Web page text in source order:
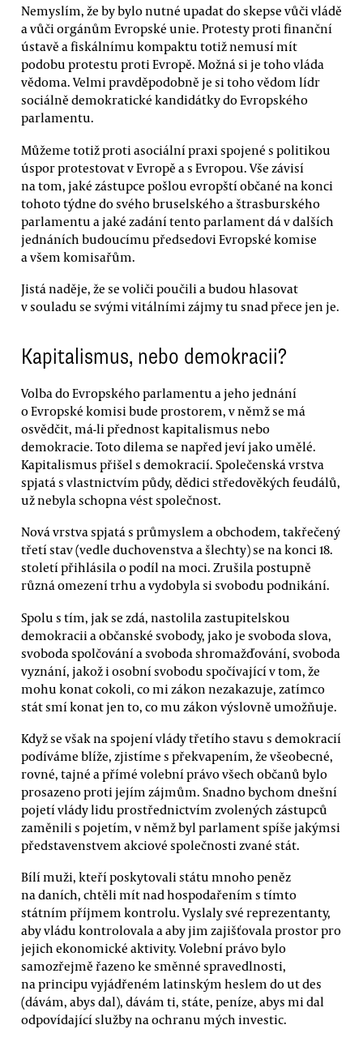
Nemyslím, že by bylo nutné upadat do skepse vůči vládě
a vůči orgánům Evropské unie. Protesty proti finanční
ústavě a fiskálnímu kompaktu totiž nemusí mít
podobu protestu proti Evropě. Možná si je toho vláda
vědoma. Velmi pravděpodobně je si toho vědom lídr
sociálně demokratické kandidátky do Evropského
parlamentu.
Můžeme totiž proti asociální praxi spojené s politikou
úspor protestovat v Evropě a s Evropou. Vše závisí
na tom, jaké zástupce pošlou evropští občané na konci
tohoto týdne do svého bruselského a štrasburského
parlamentu a jaké zadání tento parlament dá v dalších
jednáních budoucímu předsedovi Evropské komise
a všem komisařům.
Jistá naděje, že se voliči poučili a budou hlasovat
v souladu se svými vitálními zájmy tu snad přece jen je.
Kapitalismus, nebo demokracii?
Volba do Evropského parlamentu a jeho jednání
o Evropské komisi bude prostorem, v němž se má
osvědčit, má-li přednost kapitalismus nebo
demokracie. Toto dilema se napřed jeví jako umělé.
Kapitalismus přišel s demokracií. Společenská vrstva
spjatá s vlastnictvím půdy, dědici středověkých feudálů,
už nebyla schopna vést společnost.
Nová vrstva spjatá s průmyslem a obchodem, takřečený
třetí stav (vedle duchovenstva a šlechty) se na konci 18.
století přihlásila o podíl na moci. Zrušila postupně
různá omezení trhu a vydobyla si svobodu podnikání.
Spolu s tím, jak se zdá, nastolila zastupitelskou
demokracii a občanské svobody, jako je svoboda slova,
svoboda spolčování a svoboda shromažďování, svoboda
vyznání, jakož i osobní svobodu spočívající v tom, že
mohu konat cokoli, co mi zákon nezakazuje, zatímco
stát smí konat jen to, co mu zákon výslovně umožňuje.
Když se však na spojení vlády třetího stavu s demokracií
podíváme blíže, zjistíme s překvapením, že všeobecné,
rovné, tajné a přímé volební právo všech občanů bylo
prosazeno proti jejím zájmům. Snadno bychom dnešní
pojetí vlády lidu prostřednictvím zvolených zástupců
zaměnili s pojetím, v němž byl parlament spíše jakýmsi
představenstvem akciové společnosti zvané stát.
Bílí muži, kteří poskytovali státu mnoho peněz
na daních, chtěli mít nad hospodařením s tímto
státním příjmem kontrolu. Vyslaly své reprezentanty,
aby vládu kontrolovala a aby jim zajišťovala prostor pro
jejich ekonomické aktivity. Volební právo bylo
samozřejmě řazeno ke směnné spravedlnosti,
na principu vyjádřeném latinským heslem do ut des
(dávám, abys dal), dávám ti, státe, peníze, abys mi dal
odpovídající služby na ochranu mých investic.